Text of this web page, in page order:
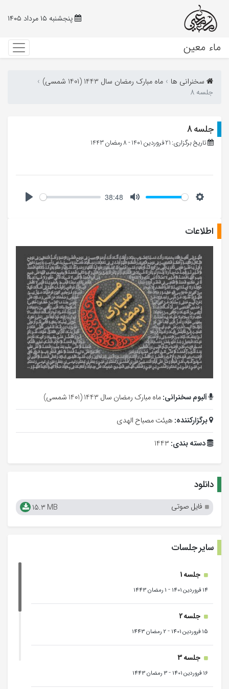
پنجشنبه ۱۵ مرداد ۱۴۰۵
ماء معین
سخنرانی ها
ماه مبارک رمضان سال 1443 (1401 شمسی)
جلسه 8
جلسه 8
تاریخ برگزاری: 21 فروردین 1401 - 8 رمضان 1443
38:48
اطلاعات
آلبوم سخنرانی:ماه مبارک رمضان سال 1443 (1401 شمسی)
برگزارکننده: هیئت مصباح الهدی
دسته بندی: 1443
دانلود
فایل صوتی 15.3 MB
سایر جلسات
جلسه 1
14 فروردین 1401 - 1 رمضان 1443
جلسه 2
15 فروردین 1401 -2 رمضان 1443
جلسه 3
16 فروردین 1401 -3 رمضان 1443